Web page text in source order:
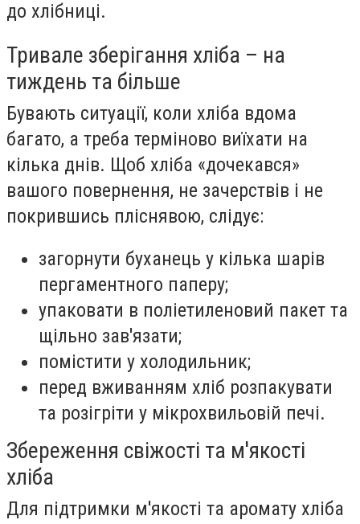
до хлібниці.
Тривале зберігання хліба – на
тиждень та більше
Бувають ситуації, коли хліба вдома
багато, а треба терміново виїхати на
кілька днів. Щоб хліба «дочекався»
вашого повернення, не зачерствів і не
покрившись пліснявою, слідує:
загорнути буханець у кілька шарів
пергаментного паперу;
упаковати в поліетиленовий пакет та
щільно зав'язати;
помістити у холодильник;
перед вживанням хліб розпакувати
та розігріти у мікрохвильовій печі.
Збереження свіжості та м'якості
хліба
Для підтримки м'якості та аромату хліба